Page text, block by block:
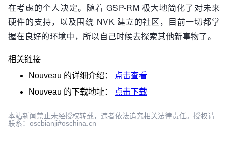
在考虑的个人决定。随着 GSP-RM 极大地简化了对未来
硬件的支持，以及围绕 NVK 建立的社区，目前一切都掌
握在良好的环境中，所以自己时候去探索其他新事物了。
相关链接
Nouveau 的详细介绍：
点击查看
Nouveau 的下载地址： 点击下载
本站新闻禁止未经授权转载，违者依法追究相关法律责任。授权请
联系：oscbianji#oschina.cn